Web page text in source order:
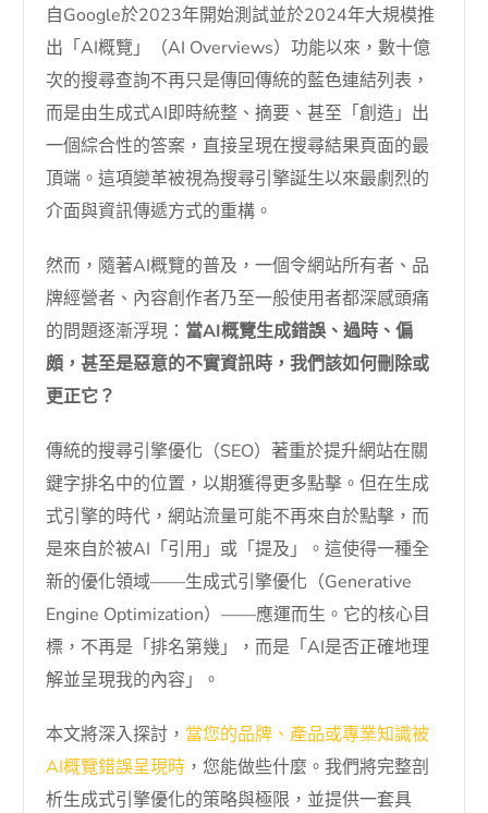
自Google於2023年開始測試並於2024年大規模推
出「AI概覽」（AI Overviews）功能以來，數十億
次的搜尋查詢不再只是傳回傳統的藍色連結列表，
而是由生成式AI即時統整、摘要、甚至「創造」出
一個綜合性的答案，直接呈現在搜尋結果頁面的最
頂端。這項變革被視為搜尋引擎誕生以來最劇烈的
介面與資訊傳遞方式的重構。
然而，隨著AI概覽的普及，一個令網站所有者、品
牌經營者、內容創作者乃至一般使用者都深感頭痛
的問題逐漸浮現： 當AI概覽生成錯誤、過時、偏
頗，甚至是惡意的不實資訊時，我們該如何刪除或
更正它？
傳統的搜尋引擎優化（SEO）著重於提升網站在關
鍵字排名中的位置，以期獲得更多點擊。但在生成
式引擎的時代，網站流量可能不再來自於點擊，而
是來自於被AI「引用」或「提及」。這使得一種全
新的優化領域——生成式引擎優化（Generative
Engine Optimization）——應運而生。它的核心目
標，不再是「排名第幾」，而是「AI是否正確地理
解並呈現我的內容」。
本文將深入探討， 當您的品牌、產品或專業知識被
AI概覽錯誤呈現時 ，您能做些什麼。我們將完整剖
析生成式引擎優化的策略與極限，並提供一套具